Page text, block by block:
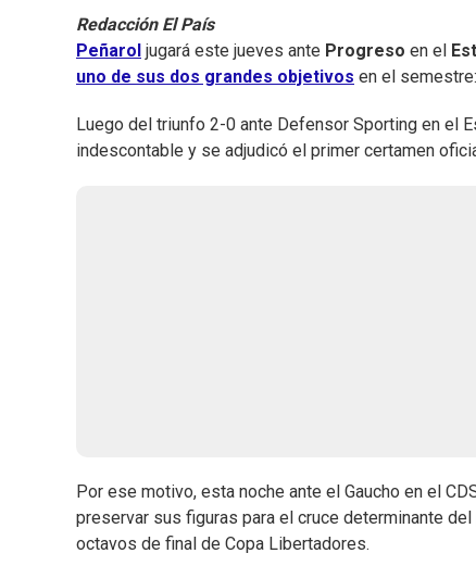
Redacción El País
Peñarol jugará este jueves ante Progreso en el
uno de sus dos grandes objetivos en el
Luego del triunfo 2-0 ante Defensor Sporting en el
indescontable y se adjudicó el primer certamen
Por ese motivo, esta noche ante el Gaucho en el
preservar sus figuras para el cruce determinante
octavos de final de Copa Libertadores.